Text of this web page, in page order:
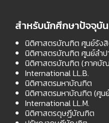
สำหรับนักศึกษาปัจจุบัน
นิติศาสตรบัณฑิต ศูนย์รัง
นิติศาสตรบัณฑิต ศูนย์ลำป
นิติศาสตรบัณฑิต (ภาคบั
International LL.B.
นิติศาสตรมหาบัณฑิต
นิติศาสตรมหาบัณฑิต (ศูน
International LL.M.
นิติศาสตรดุษฎีบัณฑิต